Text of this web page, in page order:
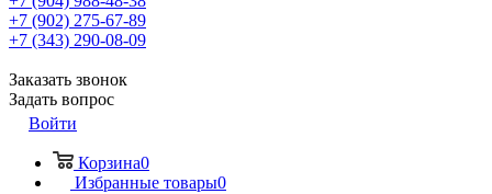
+7 (902) 275-67-89
+7 (343) 290-08-09
Заказать звонок
Задать вопрос
Войти
Корзина0
Избранные товары0